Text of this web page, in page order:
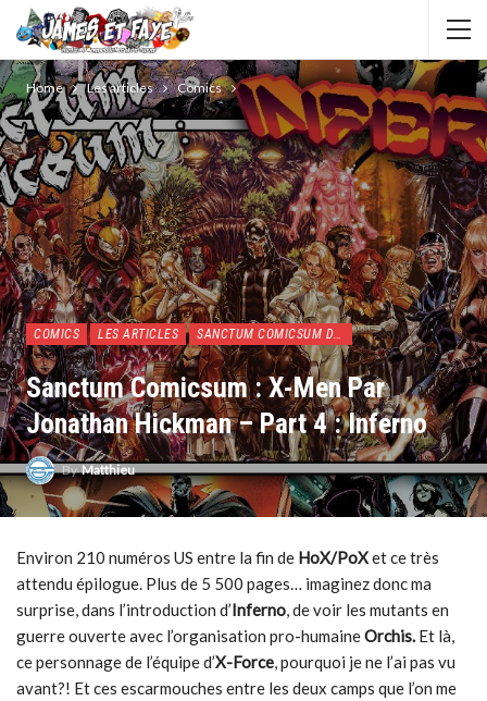
Home Les articles Comics
COMICS LES ARTICLES SANCTUM COMICSUM DE MATTHIEU
Sanctum Comicsum : X-Men Par
Jonathan Hickman – Part 4 : Inferno
ByMatthieu
Environ 210 numéros US entre la fin de HoX/PoXet ce très
attendu épilogue. Plus de 5 500 pages… imaginez donc ma
surprise, dans l’introduction d’Inferno, de voir les mutants en
guerre ouverte avec l’organisation pro-humaineOrchis. Et là,
ce personnage de l’équipe d’X-Force, pourquoi je ne l’ai pas vu
avant?! Et ces escarmouches entre les deux camps que l’on me